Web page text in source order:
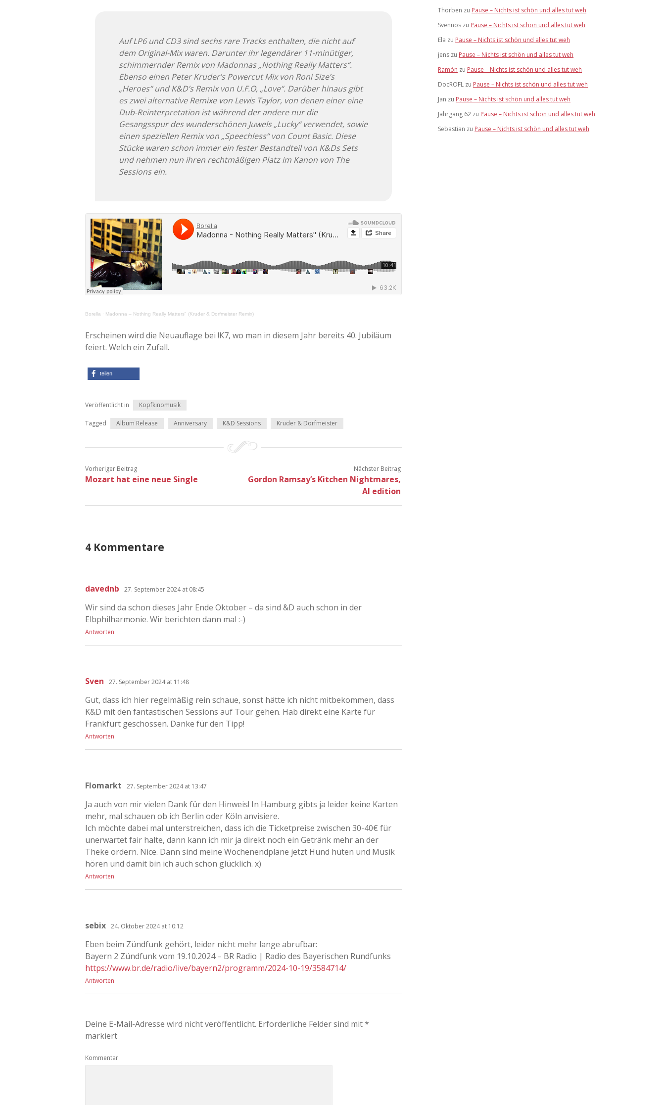
Auf LP6 und CD3 sind sechs rare Tracks enthalten, die nicht auf
dem Original-Mix waren. Darunter ihr legendärer 11-minütiger,
schimmernder Remix von Madonnas „Nothing Really Matters“.
Ebenso einen Peter Kruder’s Powercut Mix von Roni Size’s
„Heroes“ und K&D’s Remix von U.F.O, „Love“. Darüber hinaus gibt
es zwei alternative Remixe von Lewis Taylor, von denen einer eine
Dub-Reinterpretation ist während der andere nur die
Gesangsspur des wunderschönen Juwels „Lucky“ verwendet, sowie
einen speziellen Remix von „Speechless“ von Count Basic. Diese
Stücke waren schon immer ein fester Bestandteil von K&Ds Sets
und nehmen nun ihren rechtmäßigen Platz im Kanon von The
Sessions ein.
Borella · Madonna – Nothing Really Matters" (Kruder & Dorfmeister Remix)
Erscheinen wird die Neuauflage bei !K7, wo man in diesem Jahr bereits 40. Jubiläum
feiert. Welch ein Zufall.
teilen
Veröffentlicht in Kopfkinomusik
Tagged Album Release Anniversary K&D Sessions Kruder & Dorfmeister
Vorheriger Beitrag
Mozart hat eine neue Single
Nächster Beitrag
Gordon Ramsay’s Kitchen Nightmares,
AI edition
4 Kommentare
davednb 27. September 2024 at 08:45
Wir sind da schon dieses Jahr Ende Oktober – da sind &D auch schon in der
Elbphilharmonie. Wir berichten dann mal :-)
Antworten
Sven 27. September 2024 at 11:48
Gut, dass ich hier regelmäßig rein schaue, sonst hätte ich nicht mitbekommen, dass
K&D mit den fantastischen Sessions auf Tour gehen. Hab direkt eine Karte für
Frankfurt geschossen. Danke für den Tipp!
Antworten
Flomarkt 27. September 2024 at 13:47
Ja auch von mir vielen Dank für den Hinweis! In Hamburg gibts ja leider keine Karten
mehr, mal schauen ob ich Berlin oder Köln anvisiere.
Ich möchte dabei mal unterstreichen, dass ich die Ticketpreise zwischen 30-40€ für
unerwartet fair halte, dann kann ich mir ja direkt noch ein Getränk mehr an der
Theke ordern. Nice. Dann sind meine Wochenendpläne jetzt Hund hüten und Musik
hören und damit bin ich auch schon glücklich. x)
Antworten
sebix 24. Oktober 2024 at 10:12
Eben beim Zündfunk gehört, leider nicht mehr lange abrufbar:
Bayern 2 Zündfunk vom 19.10.2024 – BR Radio | Radio des Bayerischen Rundfunks
https://www.br.de/radio/live/bayern2/programm/2024-10-19/3584714/
Antworten
Deine E-Mail-Adresse wird nicht veröffentlicht. Erforderliche Felder sind mit*
markiert
Kommentar
Thorben zu Pause – Nichts ist schön und alles tut weh
Svennos zu Pause – Nichts ist schön und alles tut weh
Ela zu Pause – Nichts ist schön und alles tut weh
jens zu Pause – Nichts ist schön und alles tut weh
Ramón zu Pause – Nichts ist schön und alles tut weh
DocROFL zu Pause – Nichts ist schön und alles tut weh
Jan zu Pause – Nichts ist schön und alles tut weh
Jahrgang 62 zu Pause – Nichts ist schön und alles tut weh
Sebastian zu Pause – Nichts ist schön und alles tut weh